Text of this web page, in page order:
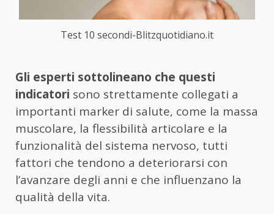
Test 10 secondi-Blitzquotidiano.it
Gli esperti sottolineano che questi
indicatori sono strettamente collegati a
importanti marker di salute, come la massa
muscolare, la flessibilità articolare e la
funzionalità del sistema nervoso, tutti
fattori che tendono a deteriorarsi con
l’avanzare degli anni e che influenzano la
qualità della vita.